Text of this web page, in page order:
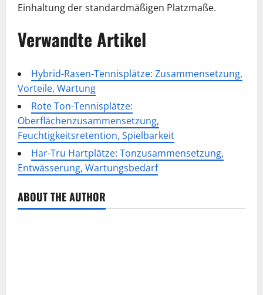
Einhaltung der standardmäßigen Platzmaße.
Verwandte Artikel
Hybrid-Rasen-Tennisplätze: Zusammensetzung,
Vorteile, Wartung
Rote Ton-Tennisplätze:
Oberflächenzusammensetzung,
Feuchtigkeitsretention, Spielbarkeit
Har-Tru Hartplätze: Tonzusammensetzung,
Entwässerung, Wartungsbedarf
ABOUT THE AUTHOR